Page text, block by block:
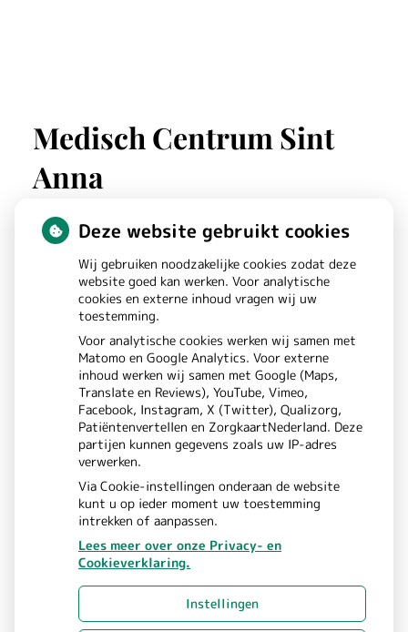
Medisch Centrum Sint
Anna
St. Annastraat180
6525GWNIJMEGEN
Bezoek
onze
Instagram
pagina
Uw Zorg Online
Privacy verklaring|Cookie-
Deze website gebruikt cookies
Wij gebruiken noodzakelijke cookies zodat deze
website goed kan werken. Voor analytische
cookies en externe inhoud vragen wij uw
toestemming.
Voor analytische cookies werken wij samen met
Matomo en Google Analytics. Voor externe
inhoud werken wij samen met Google (Maps,
Translate en Reviews), YouTube, Vimeo,
Facebook, Instagram, X (Twitter), Qualizorg,
Patiëntenvertellen en ZorgkaartNederland. Deze
partijen kunnen gegevens zoals uw IP-adres
verwerken.
Via Cookie-instellingen onderaan de website
kunt u op ieder moment uw toestemming
intrekken of aanpassen.
Lees meer over onze Privacy- en
Cookieverklaring.
Instellingen